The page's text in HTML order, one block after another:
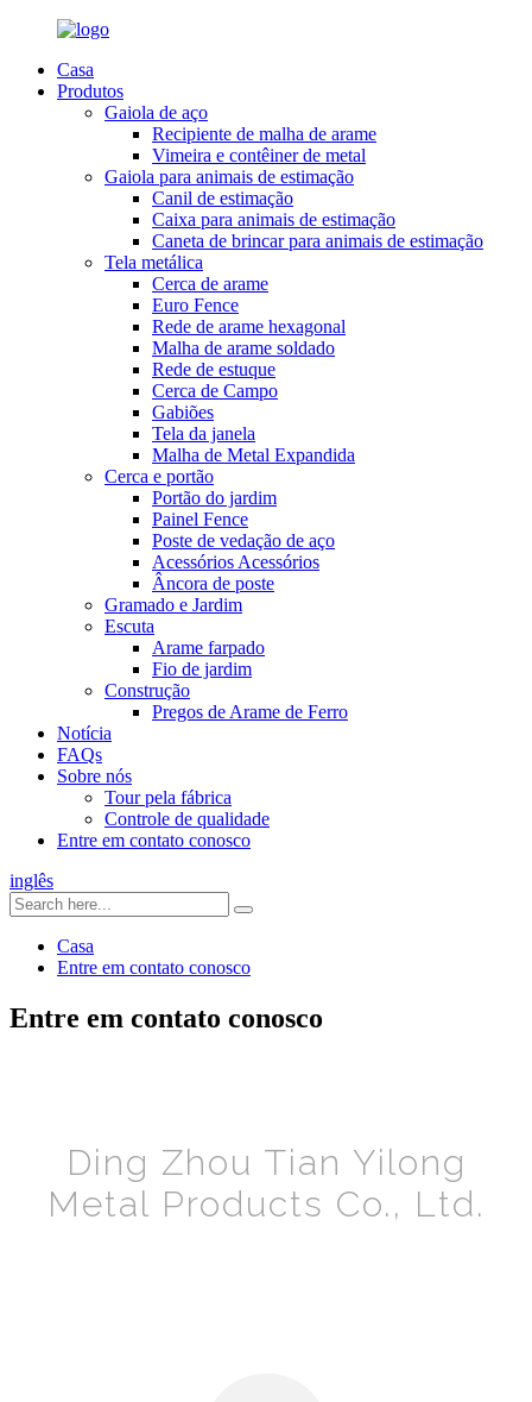
Casa
Produtos
Gaiola de aço
Recipiente de malha de arame
Vimeira e contêiner de metal
Gaiola para animais de estimação
Canil de estimação
Caixa para animais de estimação
Caneta de brincar para animais de estimação
Tela metálica
Cerca de arame
Euro Fence
Rede de arame hexagonal
Malha de arame soldado
Rede de estuque
Cerca de Campo
Gabiões
Tela da janela
Malha de Metal Expandida
Cerca e portão
Portão do jardim
Painel Fence
Poste de vedação de aço
Acessórios Acessórios
Âncora de poste
Gramado e Jardim
Escuta
Arame farpado
Fio de jardim
Construção
Pregos de Arame de Ferro
Notícia
FAQs
Sobre nós
Tour pela fábrica
Controle de qualidade
Entre em contato conosco
inglês
Casa
Entre em contato conosco
Entre em contato conosco
Ding Zhou Tian Yilong
Metal Products Co., Ltd.